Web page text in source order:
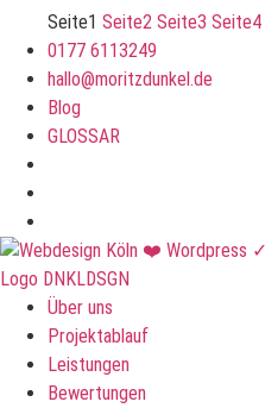
Seite1 Seite2 Seite3 Seite4
0177 6113249
hallo@moritzdunkel.de
Blog
GLOSSAR
Über uns
Projektablauf
Leistungen
Bewertungen